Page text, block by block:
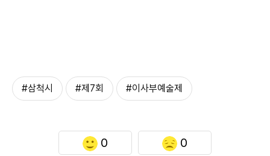
#삼척시 #제7회 #이사부예술제
0 0